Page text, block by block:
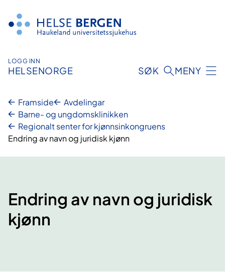
innhald
LOGG INN
HELSENORGE SØK MENY
Framside
Avdelingar
Barne- og ungdomsklinikken
Regionalt senter for kjønnsinkongruens
Endring av navn og juridisk kjønn
Endring av navn og juridisk
kjønn